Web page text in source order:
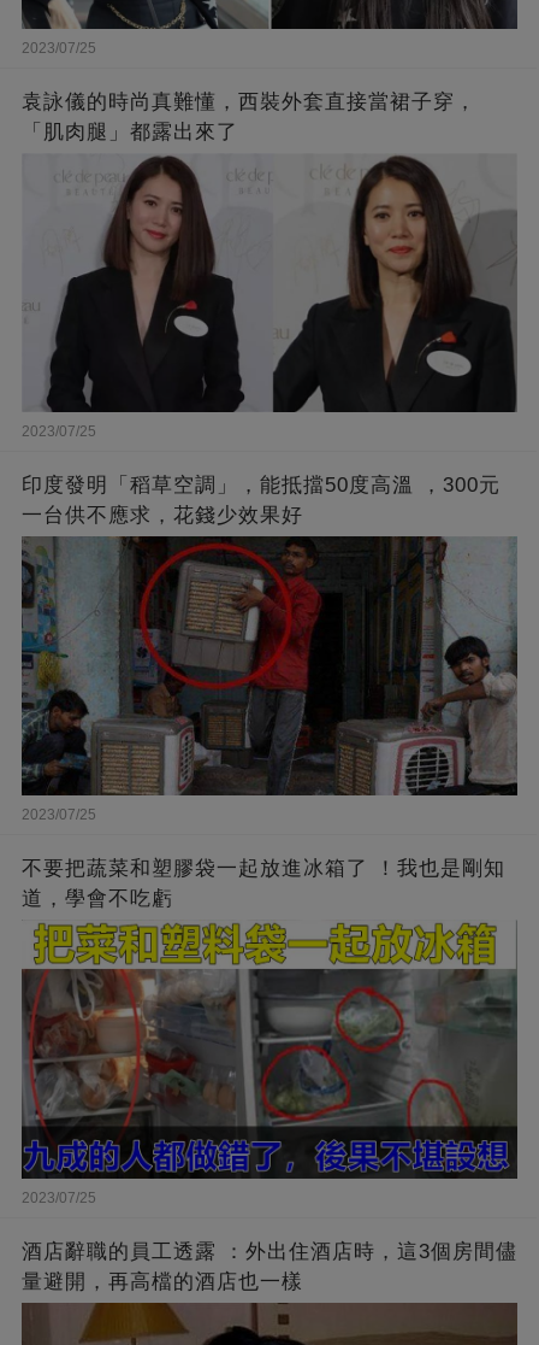
2023/07/25
袁詠儀的時尚真難懂，西裝外套直接當裙子穿，
「肌肉腿」都露出來了
2023/07/25
印度發明「稻草空調」，能抵擋50度高溫 ，300元
一台供不應求，花錢少效果好
2023/07/25
不要把蔬菜和塑膠袋一起放進冰箱了 ！我也是剛知
道，學會不吃虧
2023/07/25
酒店辭職的員工透露 ：外出住酒店時，這3個房間儘
量避開，再高檔的酒店也一樣